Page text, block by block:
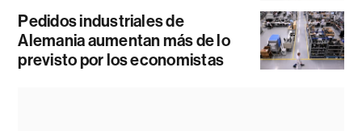
Pedidos industriales de
Alemania aumentan más de lo
previsto por los economistas